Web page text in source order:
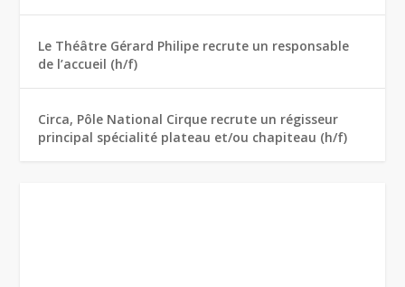
Le Théâtre Gérard Philipe recrute un responsable
de l’accueil (h/f)
Circa, Pôle National Cirque recrute un régisseur
principal spécialité plateau et/ou chapiteau (h/f)